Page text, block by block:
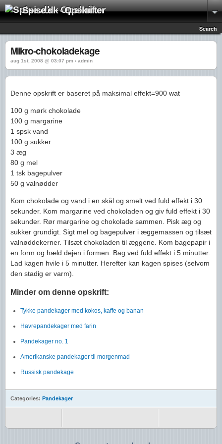
Spise.dk - Opskrifter
Search
Mikro-chokoladekage
aug 1st, 2008 @ 03:07 pm › admin
Denne opskrift er baseret på maksimal effekt=900 wat
100 g mørk chokolade
100 g margarine
1 spsk vand
100 g sukker
3 æg
80 g mel
1 tsk bagepulver
50 g valnødder
Kom chokolade og vand i en skål og smelt ved fuld effekt i 30
sekunder. Kom margarine ved chokoladen og giv fuld effekt i 30
sekunder. Rør margarine og chokolade sammen. Pisk æg og
sukker grundigt. Sigt mel og bagepulver i æggemassen og tilsæt
valnøddekerner. Tilsæt chokoladen til æggene. Kom bagepapir i
en form og hæld dejen i formen. Bag ved fuld effekt i 5 minutter.
Lad kagen hvile i 5 minutter. Herefter kan kagen spises (selvom
den stadig er varm).
Minder om denne opskrift:
Tykke pandekager med kokos, kaffe og banan
Havrepandekager med farin
Pandekager no. 1
Amerikanske pandekager til morgenmad
Russisk pandekage
Categories: Pandekager